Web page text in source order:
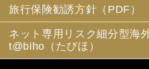
お客様の旅行中の連絡先の方の個
があります。この個人情報は、
合で連絡先の方へ連絡の必要が
使用させていただきます。お客
報を当社らに提供することについ
るものとします。
旅行保険勧誘方針（PDF）
ネット専用リスク細分型海
t@biho（たびほ）